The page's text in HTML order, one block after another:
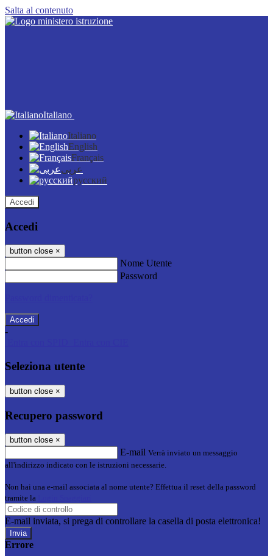
Salta al contenuto
Italiano
Italiano
English
Français
عربى
русский
Accedi
Accedi
button close ×
Nome Utente
Password
-
Seleziona utente
button close ×
Recupero password
button close ×
E-mail Verrà inviato un messaggio
all'indirizzo indicato con le istruzioni necessarie.
Non hai una e-mail associata al nome utente? Effettua il reset della password
tramite la
E-mail inviata, si prega di controllare la casella di posta elettronica!
Errore